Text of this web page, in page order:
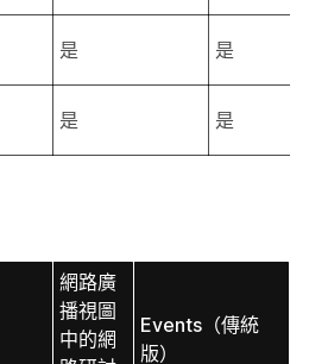
是 是
是 是
網路廣
播視圖
中的網
Events（傳統
版）